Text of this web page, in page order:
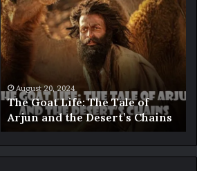
Life:
The
Tale
of
and
the
Desert’s
Chains
August 20, 2024
The Goat Life: The Tale of
Arjun and the Desert’s Chains